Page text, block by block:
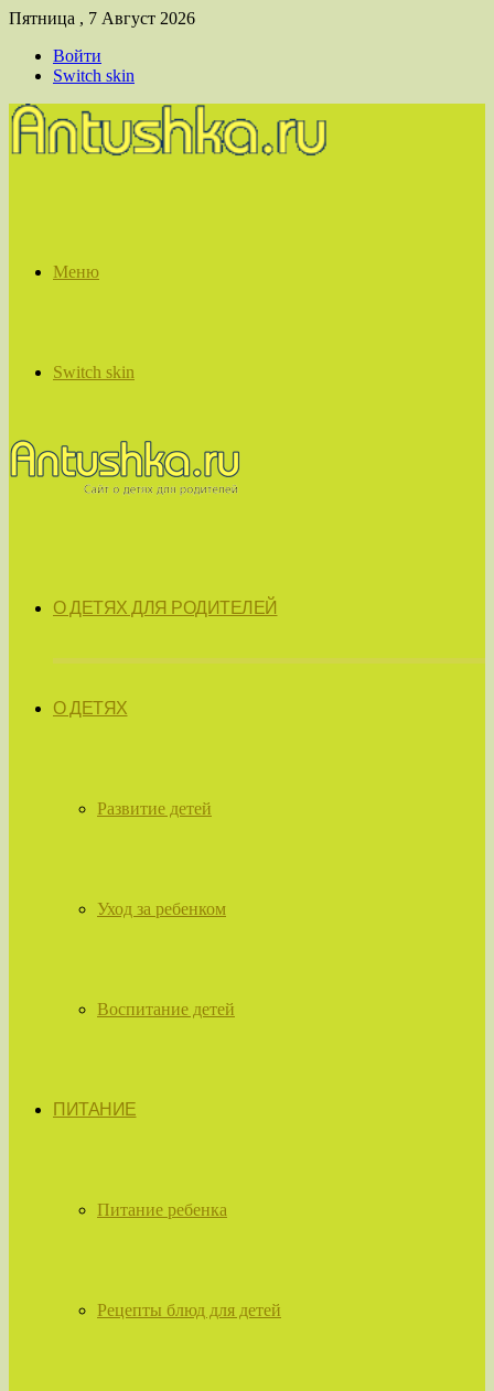
Пятница , 7 Август 2026
Войти
Switch skin
Меню
Switch skin
О ДЕТЯХ ДЛЯ РОДИТЕЛЕЙ
О ДЕТЯХ
Развитие детей
Уход за ребенком
Воспитание детей
ПИТАНИЕ
Питание ребенка
Рецепты блюд для детей